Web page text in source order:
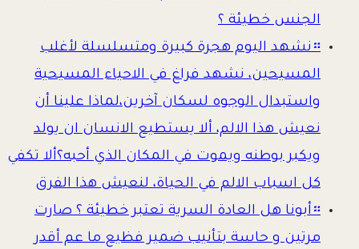
الجنس خطيئة ؟
።نشهد اليوم هجرة كبيرة ومتسلسلة لأغلب
المسيحين، نشهد فراغ في الاحياء المسيحية
واستبدال الوجوه لسكان آخرين،لماذا علينا أن
نعيش هذا الالم، ألا يستطيع الانسان ان يولد
ويكبر بوطنه ويموت في المكان الذي أحبه؟ألا تكفي
كل اسباب الالم في الحياة، لنعيش هذا الفرق
።أبونا هل العادة السرية تعتبر خطيئة ؟ صارت
مرتين و حاسة بتأنيب ضمير فظيع ما عم أقدر